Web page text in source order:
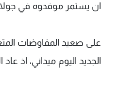
ان يستمر موفدوه في
على صعيد المفاوضات
الجديد اليوم ميداني، اذ